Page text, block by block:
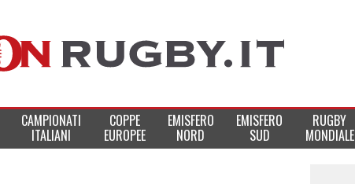
CAMPIONATI
ITALIANI
COPPE
EUROPEE
EMISFERO
NORD
EMISFERO
SUD
RUGBY
MONDIALE